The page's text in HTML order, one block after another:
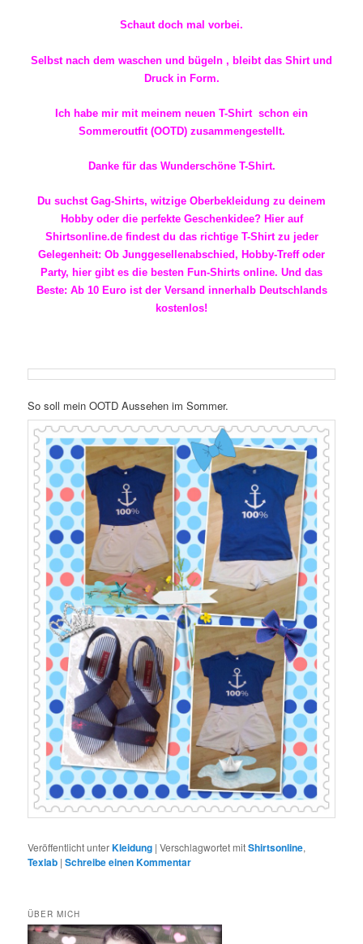
Schaut doch mal vorbei.
Selbst nach dem waschen und bügeln , bleibt das Shirt und
Druck in Form.
Ich habe mir mit meinem neuen T-Shirt schon ein
Sommeroutfit (OOTD) zusammengestellt.
Danke für das Wunderschöne T-Shirt.
Du suchst Gag-Shirts, witzige Oberbekleidung zu deinem
Hobby oder die perfekte Geschenkidee? Hier auf
Shirtsonline.de findest du das richtige T-Shirt zu jeder
Gelegenheit: Ob Junggesellenabschied, Hobby-Treff oder
Party, hier gibt es die besten Fun-Shirts online. Und das
Beste: Ab 10 Euro ist der Versand innerhalb Deutschlands
kostenlos!
So soll mein OOTD Aussehen im Sommer.
Veröffentlicht unterKleidung |Verschlagwortet mitShirtsonline,
Texlab |Schreibe einen Kommentar
ÜBER MICH